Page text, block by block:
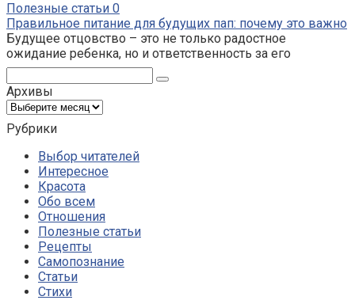
Полезные статьи 0
Правильное питание для будущих пап: почему это важно
Будущее отцовство – это не только радостное
ожидание ребенка, но и ответственность за его
Архивы
Архивы
Рубрики
Выбор читателей
Интересное
Красота
Обо всем
Отношения
Полезные статьи
Рецепты
Самопознание
Статьи
Стихи